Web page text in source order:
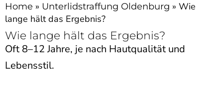
Home » Unterlidstraffung Oldenburg » Wie
lange hält das Ergebnis?
Wie lange hält das Ergebnis?
Oft 8–12 Jahre, je nach Hautqualität und
Lebensstil.